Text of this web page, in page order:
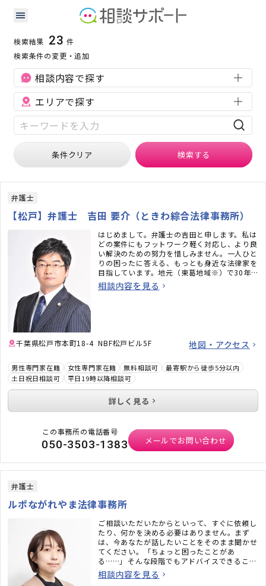
千葉県の刑事事件に強い専門家の検索結果
刑事事件
検索結果 23 件
検索条件の変更・追加
相談内容で探す
エリアで探す
条件クリア 検索する
弁護士
【松戸】弁護士 吉田 要介（ときわ綜合法律事務所）
はじめまして。弁護士の吉田と申します。私は
どの案件にもフットワーク軽く対応し、より良
い解決のための努力を惜しみません。一人ひと
りの困ったに答える、もっとも身近な法律家を
目指しています。地元（東葛地域※）で30年
以上の実績を誇る「ときわ綜合法律事務所」に
所属しています。どうぞ安心してご相談下さ
相談内容を見る
千葉県松戸市本町18-4 NBF松戸ビル5F 地図・アクセス
男性専門家在籍 女性専門家在籍 無料相談可
最寄駅から徒歩5分以内
土日祝日相談可
平日19時以降相談可
詳しく見る
この事務所の電話番号
050-3503-1383 メールでお問い合わせ
弁護士
ルポながれやま法律事務所
ご相談いただいたからといって、すぐに依頼し
たり、何かを決める必要はありません。まず
は、今あなたが話したいことをそのまま聞かせ
てください。「ちょっと困ったことがあ
る……」――そんな段階でもアドバイスできること
はあります。時には繋がりがある士業・行政・
支援先等の力もお借りしながら、あなたの絶対
相談内容を見る